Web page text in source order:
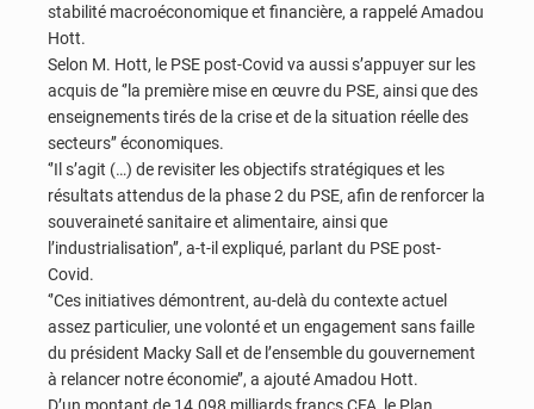
stabilité macroéconomique et financière, a rappelé Amadou
Hott.
Selon M. Hott, le PSE post-Covid va aussi s’appuyer sur les
acquis de ‘’la première mise en œuvre du PSE, ainsi que des
enseignements tirés de la crise et de la situation réelle des
secteurs’’ économiques.
‘’Il s’agit (…) de revisiter les objectifs stratégiques et les
résultats attendus de la phase 2 du PSE, afin de renforcer la
souveraineté sanitaire et alimentaire, ainsi que
l’industrialisation’’, a-t-il expliqué, parlant du PSE post-
Covid.
‘’Ces initiatives démontrent, au-delà du contexte actuel
assez particulier, une volonté et un engagement sans faille
du président Macky Sall et de l’ensemble du gouvernement
à relancer notre économie’’, a ajouté Amadou Hott.